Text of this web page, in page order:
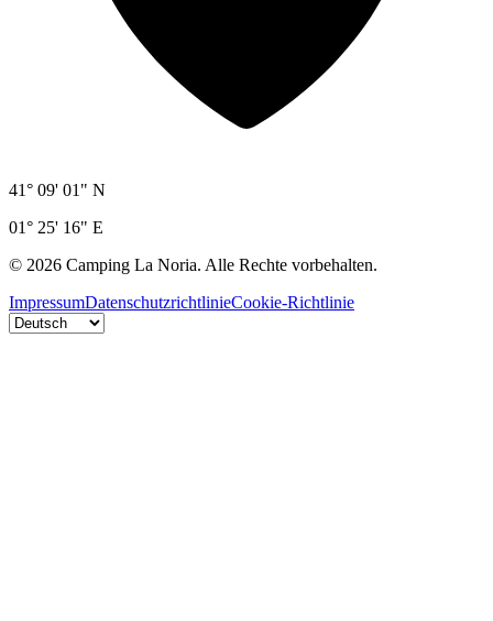
41° 09' 01" N
01° 25' 16" E
© 2026 Camping La Noria. Alle Rechte vorbehalten.
ImpressumDatenschutzrichtlinieCookie-Richtlinie